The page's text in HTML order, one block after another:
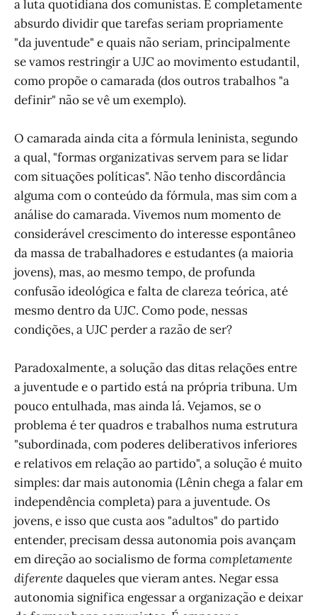
a luta quotidiana dos comunistas. É completamente
absurdo dividir que tarefas seriam propriamente
"da juventude" e quais não seriam, principalmente
se vamos restringir a UJC ao movimento estudantil,
como propõe o camarada (dos outros trabalhos "a
definir" não se vê um exemplo).
O camarada ainda cita a fórmula leninista, segundo
a qual, "formas organizativas servem para se lidar
com situações políticas". Não tenho discordância
alguma com o conteúdo da fórmula, mas sim com a
análise do camarada. Vivemos num momento de
considerável crescimento do interesse espontâneo
da massa de trabalhadores e estudantes (a maioria
jovens), mas, ao mesmo tempo, de profunda
confusão ideológica e falta de clareza teórica, até
mesmo dentro da UJC. Como pode, nessas
condições, a UJC perder a razão de ser?
Paradoxalmente, a solução das ditas relações entre
a juventude e o partido está na própria tribuna. Um
pouco entulhada, mas ainda lá. Vejamos, se o
problema é ter quadros e trabalhos numa estrutura
"subordinada, com poderes deliberativos inferiores
e relativos em relação ao partido", a solução é muito
simples: dar mais autonomia (Lênin chega a falar em
independência completa) para a juventude. Os
jovens, e isso que custa aos "adultos" do partido
entender, precisam dessa autonomia pois avançam
em direção ao socialismo de formacompletamente
diferentedaqueles que vieram antes. Negar essa
autonomia significa engessar a organização e deixar